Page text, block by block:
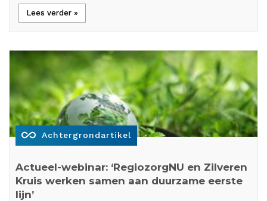
Lees verder »
all_inclusive Achtergrondartikel
Actueel-webinar: ‘RegiozorgNU en Zilveren
Kruis werken samen aan duurzame eerste
lijn’